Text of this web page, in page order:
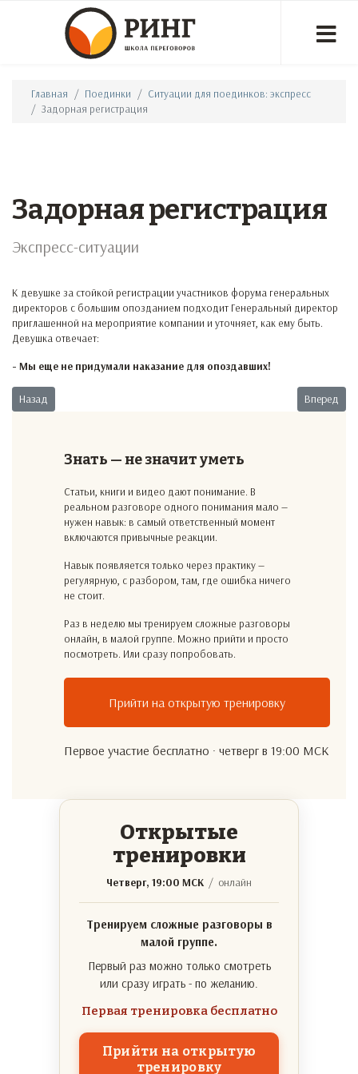
Главная Поединки
Ситуации для поединков: экспресс
Задорная регистрация
Задорная регистрация
Экспресс-ситуации
К девушке за стойкой регистрации участников форума генеральных
директоров с большим опозданием подходит Генеральный директор
приглашенной на мероприятие компании и уточняет, как ему быть.
Девушка отвечает:
- Мы еще не придумали наказание для опоздавших!
Предыдущий: Задолженность остаётся
Назад Вперед
Знать — не значит уметь
Статьи, книги и видео дают понимание. В
реальном разговоре одного понимания мало —
нужен навык: в самый ответственный момент
включаются привычные реакции.
Навык появляется только через практику —
регулярную, с разбором, там, где ошибка ничего
не стоит.
Раз в неделю мы тренируем сложные разговоры
онлайн, в малой группе. Можно прийти и просто
посмотреть. Или сразу попробовать.
Прийти на открытую тренировку
Первое участие бесплатно · четверг в 19:00 МСК
Открытые
тренировки
Четверг, 19:00 МСК / онлайн
Тренируем сложные разговоры в
малой группе.
Первый раз можно только смотреть
или сразу играть - по желанию.
Первая тренировка бесплатно
Прийти на открытую
тренировку